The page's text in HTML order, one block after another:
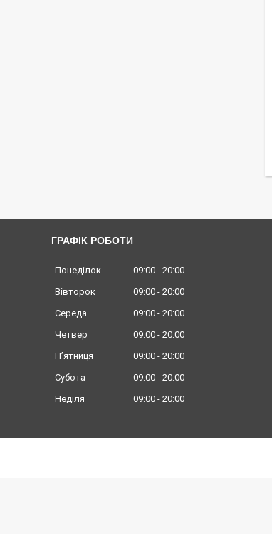
ГРАФІК РОБОТИ
Понеділок 09:00
20:00
Вівторок
09:00
20:00
Середа
09:00
20:00
Четвер
09:00
20:00
Пʼятниця
09:00
20:00
Субота
09:00
20:00
Неділя
09:00 20:00